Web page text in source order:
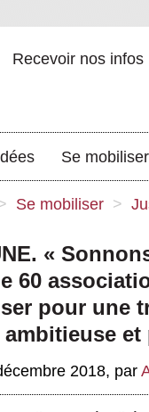
Recevoir nos infos
Se mobiliser
Se mobiliser >
«
60
pour une
ambitieuse
2018, par